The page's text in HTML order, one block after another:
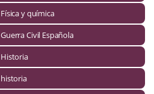
Física y química
Guerra Civil Española
Historia
historia